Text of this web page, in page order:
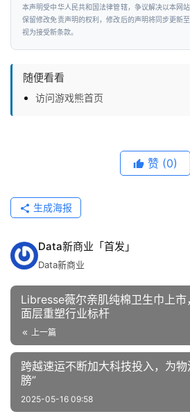
本声明受中华人民共和国法律管辖，争议解决以本网
保留修改免责声明的权利，修改后的声明将同步更新
视为接受新条款。
随便看看
访问游戏熊首页
赞 (0)
生成海报
Data新商业「首发」
Data新商业
Libresse薇尔亲肌纯棉卫生巾上
面层重塑行业标杆
上一篇
跨越速运不断加大科技投入，为
膀”
2025-05-16 09:58